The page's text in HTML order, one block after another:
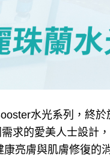
水光系列，終
求的愛美人士設計
亮膚與肌膚修復的